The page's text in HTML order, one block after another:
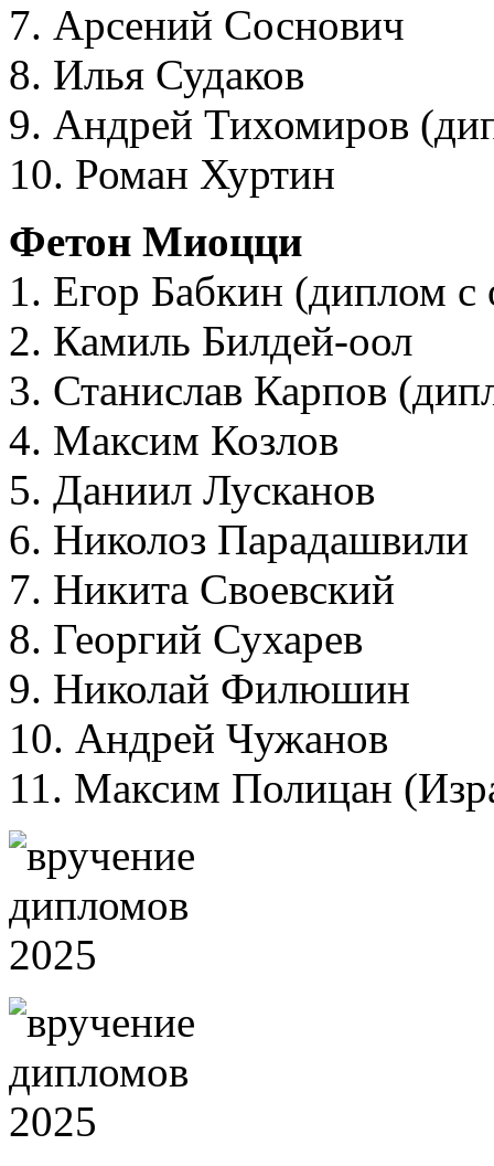
7. Арсений Соснович
8. Илья Судаков
9. Андрей Тихомиров
10. Роман Хуртин
Фетон Миоцци
1. Егор Бабкин (диплом с
2. Камиль Билдей-оол
3. Станислав Карпов
4. Максим Козлов
5. Даниил Лусканов
6. Николоз Парадашвили
7. Никита Своевский
8. Георгий Сухарев
9. Николай Филюшин
10. Андрей Чужанов
11. Максим Полицан